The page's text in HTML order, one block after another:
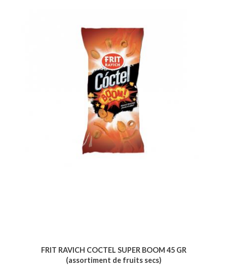
FRIT RAVICH COCTEL SUPER BOOM 45 GR
(assortiment de fruits secs)